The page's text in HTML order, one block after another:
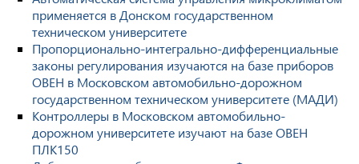
применяется в Донском государственном
техническом университете
Пропорционально-интегрально-дифференциальные
законы регулирования изучаются на базе приборов
ОВЕН в Московском автомобильно-дорожном
государственном техническом университете (МАДИ)
Контроллеры в Московском автомобильно-
дорожном университете изучают на базе ОВЕН
ПЛК150